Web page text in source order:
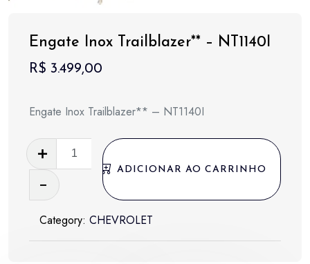
Engate Inox Trailblazer** – NT1140I
R$ 3.499,00
Engate Inox Trailblazer** – NT1140I
Engate
Inox
Trailblazer**
NT1140I
quantidade
ADICIONAR AO CARRINHO
Category: CHEVROLET